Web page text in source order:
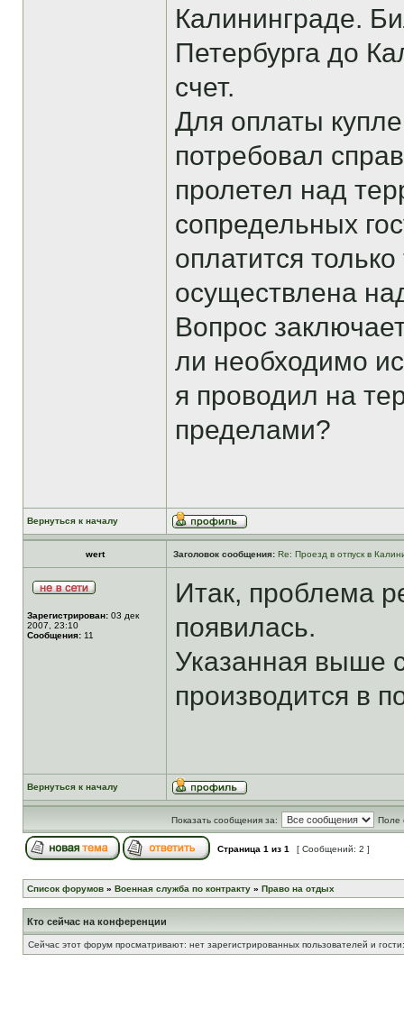
Калининграде.
Петербурга до
счет.
Для оплаты
потребовал
пролетел над
сопредельных
оплатится
осуществлена
Вопрос
ли необходимо
я проводил на
пределами?
Вернуться к началу
wert Заголовок сообщения: Re: Проезд в отпуск в
Зарегистрирован: 03 дек
2007, 23:10
Сообщения: 11
Итак, проблема
появилась.
Указанная выше
производится в
Вернуться к началу
Показать сообщения за: Поле
Страница 1 из 1 [ Сообщений: 2 ]
Список форумов » Военная служба по контракту » Право на отдых
Кто сейчас на конференции
Сейчас этот форум просматривают: нет зарегистрированных пользователей и